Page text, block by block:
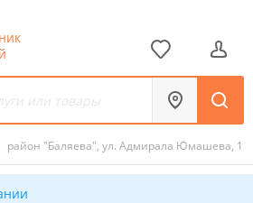
район "Баляева", ул. Адмирала Юмашева,